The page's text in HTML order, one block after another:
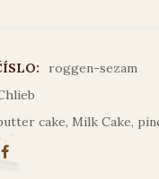
roggen-sezam
cake, Milk Cake,